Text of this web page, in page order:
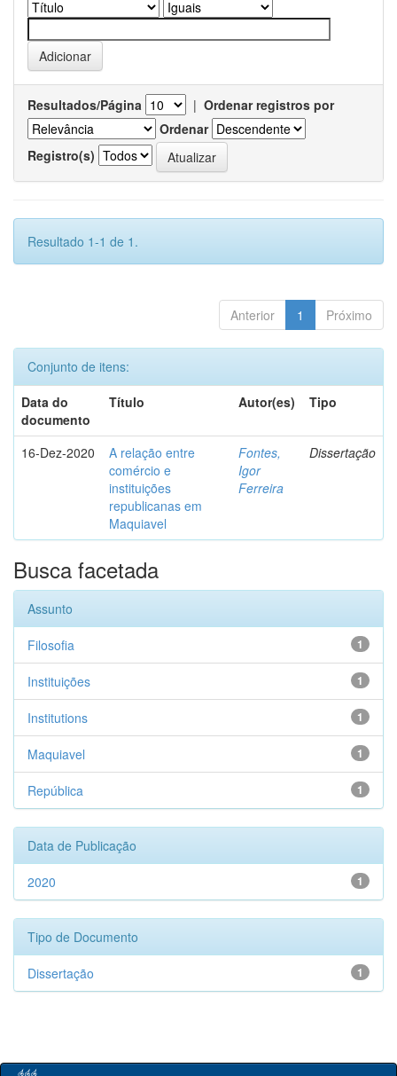
Resultados/Página | Ordenar registros por
Ordenar
Registro(s)
Resultado 1-1 de 1.
Anterior 1 Próximo
Conjunto de itens:
Data do
documento
Título Autor(es) Tipo
16-Dez-2020
A relação entre
comércio e
instituições
republicanas em
Maquiavel
Fontes,
Igor
Ferreira
Dissertação
Busca facetada
Assunto
1
Filosofia
1
Instituições
1
Institutions
1
Maquiavel
1
República
Data de Publicação
1
2020
Tipo de Documento
1
Dissertação